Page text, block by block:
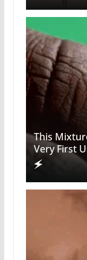
This
Very First